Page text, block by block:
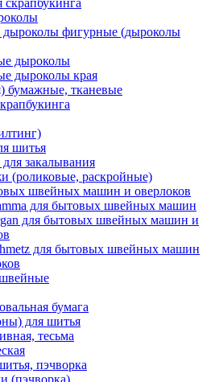
скрапбукинга
дыроколы фигурные (дыроколы
дыроколы
дыроколы края
бумажные, тканевые
шитья
закалывания
(роликовые, раскройные)
швейных машин и оверлоков
для бытовых швейных машин
для бытовых швейных машин и
для бытовых швейных машин
бумага
для шитья
тесьма
пэчворка
(пэчворка)